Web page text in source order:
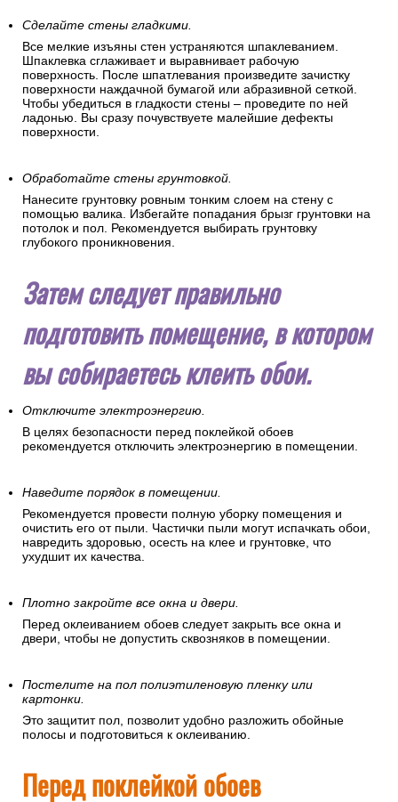
Сделайте стены гладкими.
Все мелкие изъяны стен устраняются шпаклеванием.
Шпаклевка сглаживает и выравнивает рабочую
поверхность. После шпатлевания произведите зачистку
поверхности наждачной бумагой или абразивной сеткой.
Чтобы убедиться в гладкости стены – проведите по ней
ладонью. Вы сразу почувствуете малейшие дефекты
поверхности.
Обработайте стены грунтовкой.
Нанесите грунтовку ровным тонким слоем на стену с
помощью валика. Избегайте попадания брызг грунтовки на
потолок и пол. Рекомендуется выбирать грунтовку
глубокого проникновения.
Затем следует правильно
подготовить помещение, в котором
вы собираетесь клеить обои.
Отключите электроэнергию.
В целях безопасности перед поклейкой обоев
рекомендуется отключить электроэнергию в помещении.
Наведите порядок в помещении.
Рекомендуется провести полную уборку помещения и
очистить его от пыли. Частички пыли могут испачкать обои,
навредить здоровью, осесть на клее и грунтовке, что
ухудшит их качества.
Плотно закройте все окна и двери.
Перед оклеиванием обоев следует закрыть все окна и
двери, чтобы не допустить сквозняков в помещении.
Постелите на пол полиэтиленовую пленку или
картонки.
Это защитит пол, позволит удобно разложить обойные
полосы и подготовиться к оклеиванию.
Перед поклейкой обоев